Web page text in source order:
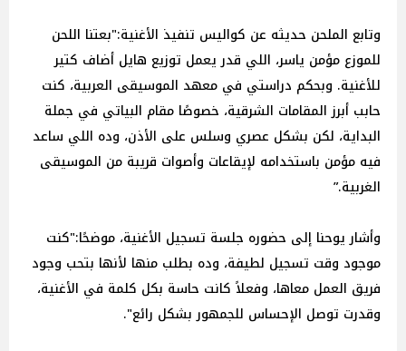
وتابع الملحن حديثه عن كواليس تنفيذ الأغنية:"بعتنا اللحن
للموزع مؤمن ياسر، اللي قدر يعمل توزيع هايل أضاف كتير
للأغنية. وبحكم دراستي في معهد الموسيقى العربية، كنت
حابب أبرز المقامات الشرقية، خصوصًا مقام البياتي في جملة
البداية، لكن بشكل عصري وسلس على الأذن، وده اللي ساعد
فيه مؤمن باستخدامه لإيقاعات وأصوات قريبة من الموسيقى
الغربية.”
وأشار يوحنا إلى حضوره جلسة تسجيل الأغنية، موضحًا:"كنت
موجود وقت تسجيل لطيفة، وده بطلب منها لأنها بتحب وجود
فريق العمل معاها، وفعلاً كانت حاسة بكل كلمة في الأغنية،
وقدرت توصل الإحساس للجمهور بشكل رائع".